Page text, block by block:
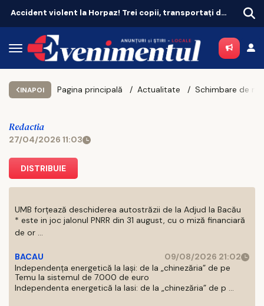
Accident violent la Horpaz! Trei copii, transportați de urgență la spital
INAPOI Pagina principală Actualitate
Redactia
27/04/2026 11:03
DISTRIBUIE
UMB forțează deschiderea autostrăzii de la Adjud la Bacău
* este in joc jalonul PNRR din 31 august, cu o miză financiară
de or ...
BACAU
09/08/2026 21:02
Independența energetică la Iași: de la „chinezăria” de pe
Temu la sistemul de 7.000 de euro
Independenta energetică la Iasi: de la „chinezăria” de p ...